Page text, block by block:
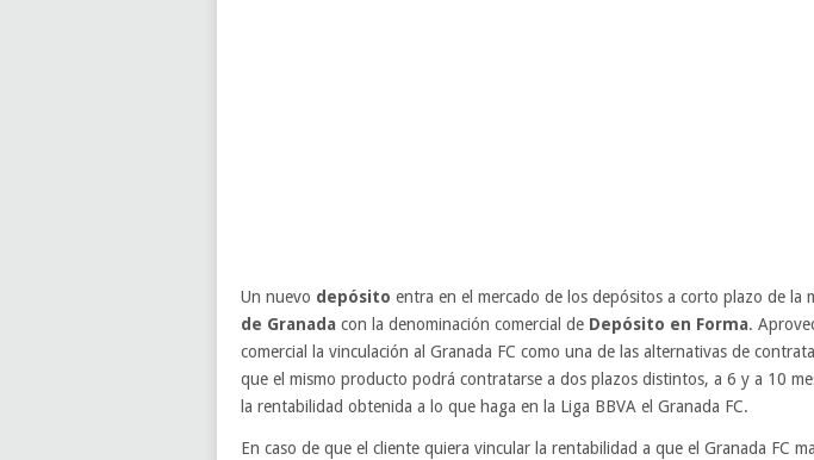
Un nuevo depósito entra en el mercado de los depósitos a corto plazo de la
de Granada con la denominación comercial de Depósito en Forma.
comercial la vinculación al Granada FC como una de las alternativas de
que el mismo producto podrá contratarse a dos plazos distintos, a 6 y a 10
la rentabilidad obtenida a lo que haga en la Liga BBVA el Granada FC.
En caso de que el cliente quiera vincular la rentabilidad a que el Granada FC